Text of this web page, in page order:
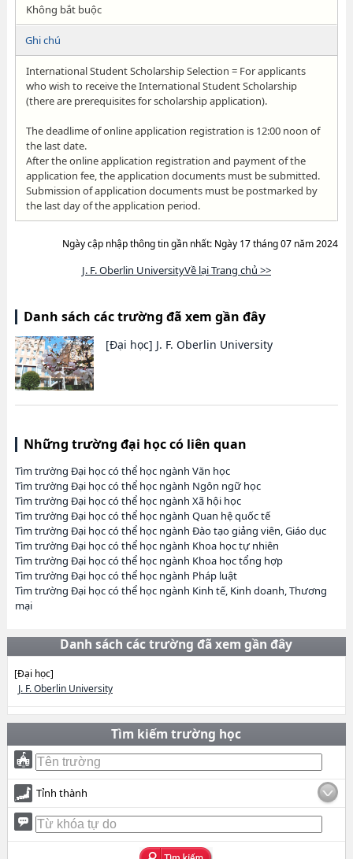
Không bắt buộc
Ghi chú
International Student Scholarship Selection = For applicants
who wish to receive the International Student Scholarship
(there are prerequisites for scholarship application).
The deadlime of online application registration is 12:00 noon of
the last date.
After the online application registration and payment of the
application fee, the application documents must be submitted.
Submission of application documents must be postmarked by
the last day of the application period.
Ngày cập nhập thông tin gần nhất: Ngày 17 tháng 07 năm 2024
J. F. Oberlin UniversityVề lại Trang chủ >>
Danh sách các trường đã xem gần đây
[Đại học] J. F. Oberlin University
Những trường đại học có liên quan
Tìm trường Đại học có thể học ngành Văn học
Tìm trường Đại học có thể học ngành Ngôn ngữ học
Tìm trường Đại học có thể học ngành Xã hội học
Tìm trường Đại học có thể học ngành Quan hệ quốc tế
Tìm trường Đại học có thể học ngành Đào tạo giảng viên, Giáo dục
Tìm trường Đại học có thể học ngành Khoa học tự nhiên
Tìm trường Đại học có thể học ngành Khoa học tổng hợp
Tìm trường Đại học có thể học ngành Pháp luật
Tìm trường Đại học có thể học ngành Kinh tế, Kinh doanh, Thương
mại
Danh sách các trường đã xem gần đây
[Đại học]
J. F. Oberlin University
Tìm kiếm trường học
Tỉnh thành